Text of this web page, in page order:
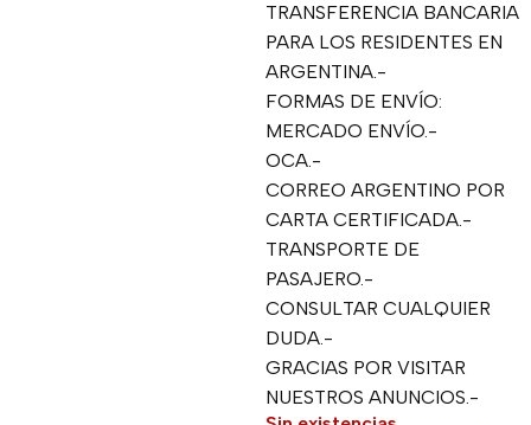
TRANSFERENCIA BANCARIA
PARA LOS RESIDENTES EN
ARGENTINA.-
FORMAS DE ENVÍO:
MERCADO ENVÍO.-
OCA.-
CORREO ARGENTINO POR
CARTA CERTIFICADA.-
TRANSPORTE DE
PASAJERO.-
CONSULTAR CUALQUIER
DUDA.-
GRACIAS POR VISITAR
NUESTROS ANUNCIOS.-